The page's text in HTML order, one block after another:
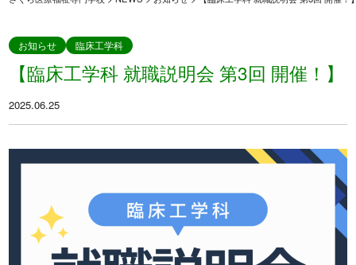
学科紹介
臨床工学科
オープンキャンパス
入学案内
募集要項
お問い合わせ
お問い合わせ
お知らせ 臨床工学科
【臨床工学科 就職説明会 第3回 開催！】
2025.06.25